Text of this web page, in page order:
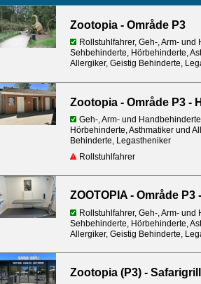
Zootopia - Område P3
Rollstuhlfahrer, Geh-, Arm- und
Sehbehinderte, Hörbehinderte,
Allergiker, Geistig Behinderte,
Zootopia - Område P3 -
Geh-, Arm- und
Hörbehinderte, Asthmatiker und
Behinderte, Legastheniker
Rollstuhlfahrer
Rollstuhlfahrer, Geh-, Arm- und
Sehbehinderte, Hörbehinderte,
Allergiker, Geistig Behinderte,
Zootopia (P3) -